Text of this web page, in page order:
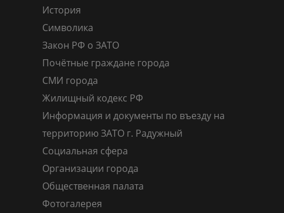
История
Символика
Закон РФ о ЗАТО
Почётные граждане города
СМИ города
Жилищный кодекс РФ
Информация и документы по въезду на
территорию ЗАТО г. Радужный
Социальная сфера
Организации города
Общественная палата
Фотогалерея